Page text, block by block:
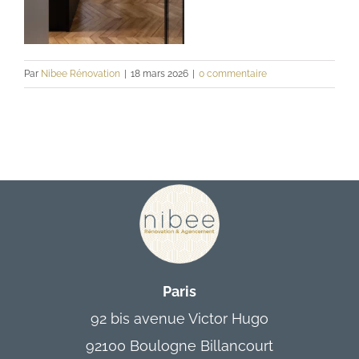
Contact
Par Nibee Rénovation | 18 mars 2026 | 0 commentaire
Paris
92 bis avenue Victor Hugo
92100 Boulogne Billancourt